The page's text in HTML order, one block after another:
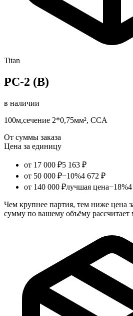
Titan
PC-2 (B)
в наличии
100м,сечение 2*0,75мм², CCA
От суммы заказа
Цена за единицу
от 17 000 ₽5 163 ₽
от 50 000 ₽−10%4 672 ₽
от 140 000 ₽лучшая цена−18%
Чем крупнее партия, тем ниже цена
сумму по вашему объёму рассчитает